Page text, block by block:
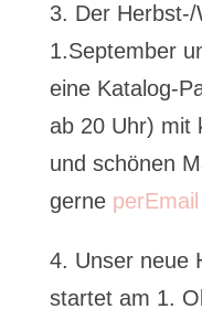
3. Der
1.September
eine Katalog-
ab 20 Uhr) mit
und schönen
gerne
4. Unser neue
startet am 1.